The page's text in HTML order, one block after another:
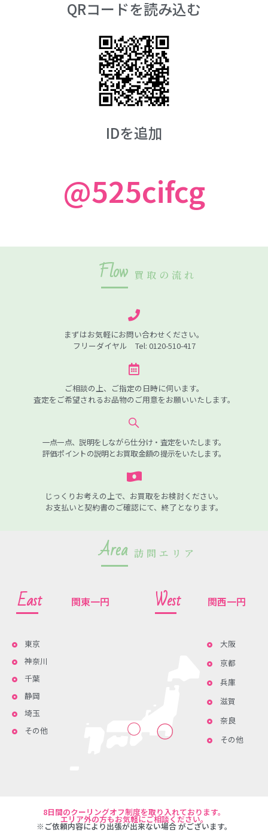
QRコードを読み込む
IDを追加
@525cifcg
Flow 買取の流れ
まずはお気軽にお問い合わせください。
フリーダイヤル Tel: 0120-510-417
ご相談の上、ご指定の日時に伺います。
査定をご希望されるお品物のご用意をお願いいたします。
一点一点、説明をしながら仕分け・査定をいたします。
評価ポイントの説明とお買取金額の提示をいたします。
じっくりお考えの上で、お買取をお検討ください。
お支払いと契約書のご確認にて、終了となります。
Area 訪問エリア
East 関東一円 West 関西一円
東京
神奈川
千葉
静岡
埼玉
その他
大阪
京都
兵庫
滋賀
奈良
その他
8日間のクーリングオフ制度を取り入れております。
エリア外の方もお気軽にご相談ください。
※ご依頼内容により出張が出来ない場合 がございます。